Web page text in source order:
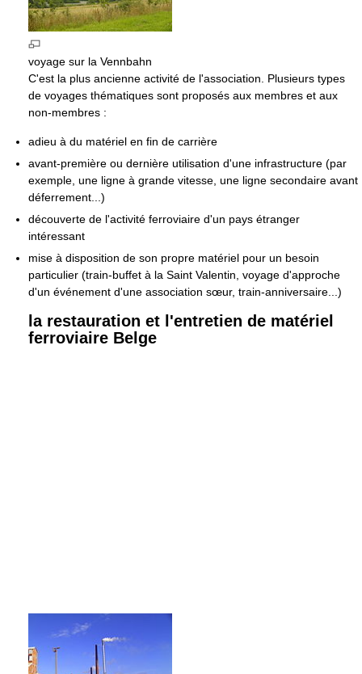
voyage sur la Vennbahn
C'est la plus ancienne activité de l'association. Plusieurs types
de voyages thématiques sont proposés aux membres et aux
non-membres :
adieu à du matériel en fin de carrière
avant-première ou dernière utilisation d'une infrastructure (par
exemple, une ligne à grande vitesse, une ligne secondaire avant
déferrement...)
découverte de l'activité ferroviaire d'un pays étranger
intéressant
mise à disposition de son propre matériel pour un besoin
particulier (train-buffet à la Saint Valentin, voyage d'approche
d'un événement d'une association sœur, train-anniversaire...)
la restauration et l'entretien de matériel
ferroviaire Belge